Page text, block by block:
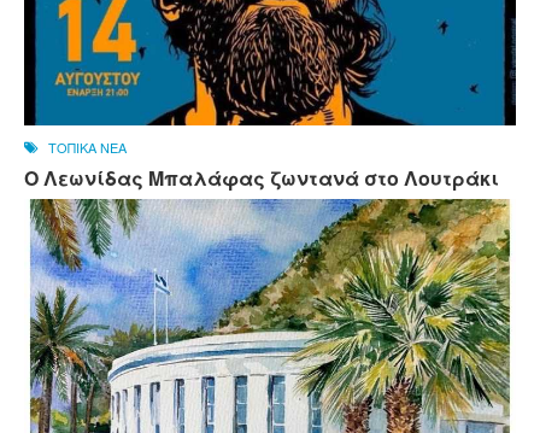
ΤΟΠΙΚΑ ΝΕΑ
Ο Λεωνίδας Μπαλάφας ζωντανά στο Λουτράκι